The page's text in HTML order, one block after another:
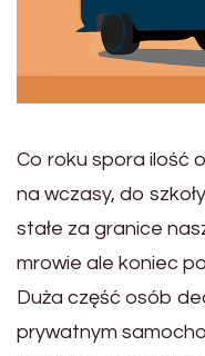
Co roku spora ilość
na wczasy, do
stałe za granice
mrowie ale koniec
Duża część osób
prywatnym